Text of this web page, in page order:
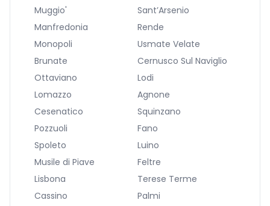
Muggio'
Sant’Arsenio
Manfredonia
Rende
Monopoli
Usmate Velate
Brunate
Cernusco Sul Naviglio
Ottaviano
Lodi
Lomazzo
Agnone
Cesenatico
Squinzano
Pozzuoli
Fano
Spoleto
Luino
Musile di Piave
Feltre
Lisbona
Terese Terme
Cassino
Palmi